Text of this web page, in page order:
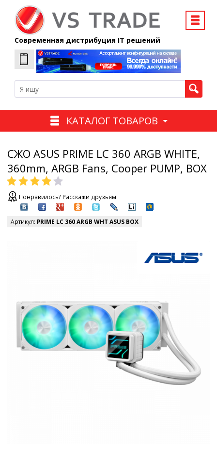
Современная дистрибуция IT решений
КАТАЛОГ ТОВАРОВ
СЖО ASUS PRIME LC 360 ARGB WHITE,
360mm, ARGB Fans, Cooper PUMP, BOX
Понравилось? Расскажи друзьям!
Артикул: PRIME LC 360 ARGB WHT ASUS BOX